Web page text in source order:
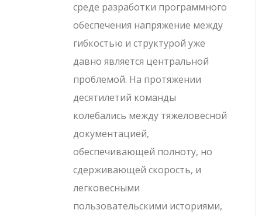
среде разработки программного
обеспечения напряжение между
гибкостью и структурой уже
давно является центральной
проблемой. На протяжении
десятилетий команды
колебались между тяжеловесной
документацией,
обеспечивающей полноту, но
сдерживающей скорость, и
легковесными
пользовательскими историями,